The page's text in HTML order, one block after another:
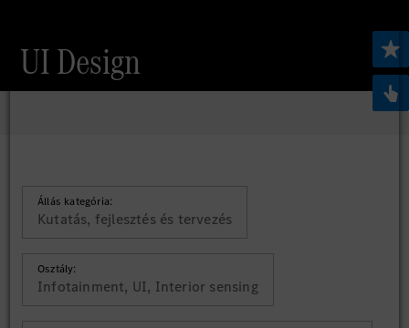
UI Design
Állás kategória:
Kutatás, fejlesztés és tervezés
Osztály:
Infotainment, UI, Interior sensing